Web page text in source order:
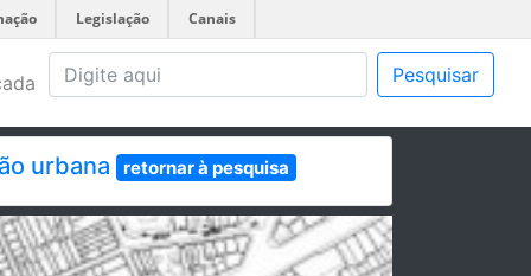
Legislação Canais
Pesquisar
urbana retornar à pesquisa